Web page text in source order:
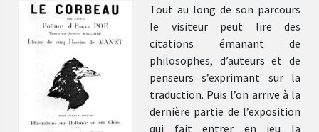
Tout au long de son parcours
le visiteur peut lire des
citations émanant de
philosophes, d’auteurs et de
penseurs s’exprimant sur la
traduction. Puis l’on arrive à la
dernière partie de l’exposition
qui fait entrer en jeu la